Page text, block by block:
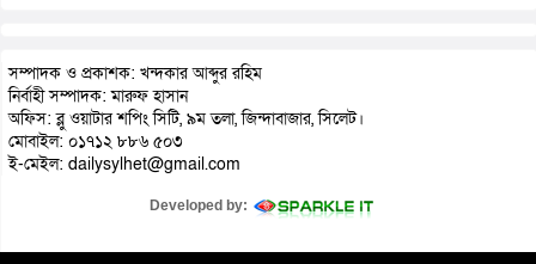
সম্পাদক ও প্রকাশক: খন্দকার আব্দুর রহিম
নির্বাহী সম্পাদক: মারুফ হাসান
অফিস: ব্লু ওয়াটার শপিং সিটি, ৯ম তলা, জিন্দাবাজার, সিলেট।
মোবাইল: ০১৭১২ ৮৮৬ ৫০৩
ই-মেইল: dailysylhet@gmail.com
Developed by: